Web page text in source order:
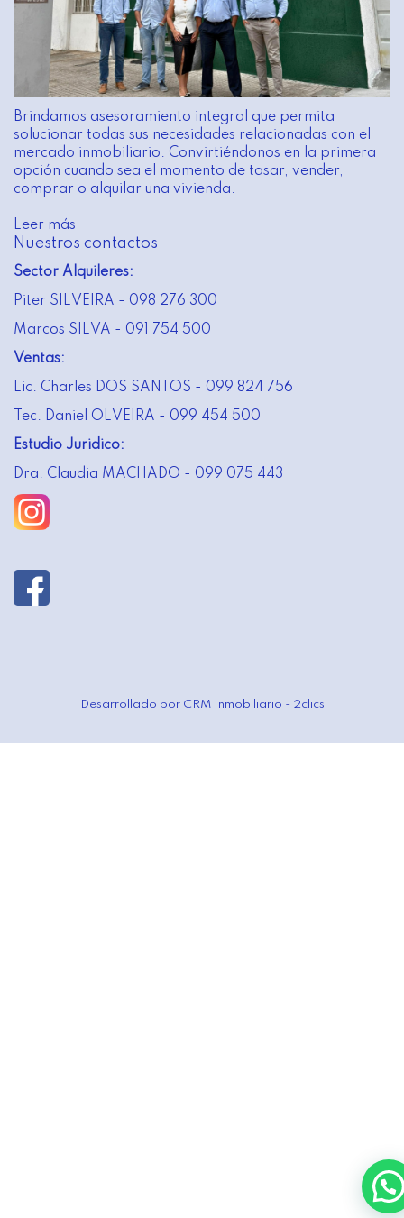
Brindamos asesoramiento integral que permita
solucionar todas sus necesidades relacionadas con el
mercado inmobiliario. Convirtiéndonos en la primera
opción cuando sea el momento de tasar, vender,
comprar o alquilar una vivienda.
Leer más
Nuestros contactos
Sector Alquileres:
Piter SILVEIRA - 098 276 300
Marcos SILVA - 091 754 500
Ventas:
Lic. Charles DOS SANTOS - 099 824 756
Tec. Daniel OLVEIRA - 099 454 500
Estudio Juridico:
Dra. Claudia MACHADO - 099 075 443
Desarrollado por CRM Inmobiliario - 2clics